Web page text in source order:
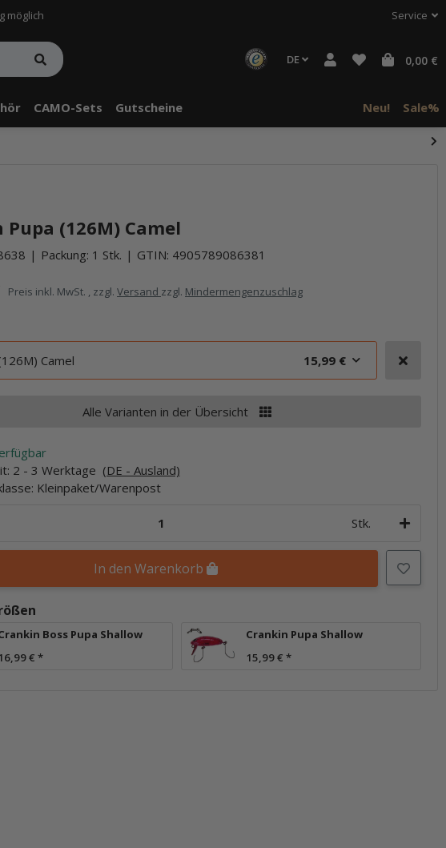
möglich Service
DE 0,00 €
CAMO-Sets Gutscheine Neu! Sale%
Pupa (126M) Camel
Packung: 1 Stk. GTIN: 4905789086381
Preis inkl. MwSt. , zzgl. Versand zzgl. Mindermengenzuschlag
Camel
15,99 €
Alle Varianten in der Übersicht
2 - 3 Werktage (DE - Ausland)
Kleinpaket/Warenpost
Stk.
In den Warenkorb
Boss Pupa Shallow
16,99 € *
Crankin Pupa Shallow
15,99 € *